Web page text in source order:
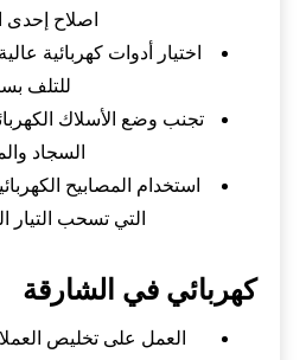
اصلاح إحدى
اختيار أدوات كهربائية
للتلف
تجنب وضع الأسلاك
السجاد
استخدام المصابيح
التي تسحب التيار
كهربائي في الشارقة
العمل على تخليص